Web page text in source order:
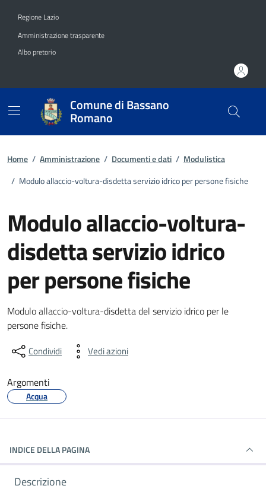
Regione Lazio
Amministrazione trasparente
Albo pretorio
Comune di Bassano
Romano
Home / Amministrazione / Documenti e dati / Modulistica
/ Modulo allaccio-voltura-disdetta servizio idrico per persone fisiche
Modulo allaccio-voltura-
disdetta servizio idrico
per persone fisiche
Dettagli del documento
Modulo allaccio-voltura-disdetta del servizio idrico per le
persone fisiche.
Condividi Vedi azioni
Argomenti
Acqua
INDICE DELLA PAGINA
Descrizione